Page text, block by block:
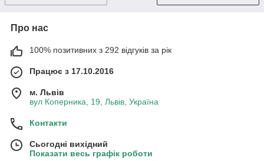
Про нас
100% позитивних з 292 відгуків за рік
Працює з 17.10.2016
м. Львів
вул Коперника, 19, Львів, Україна
Контакти
Сьогодні вихідний
Показати весь графік роботи